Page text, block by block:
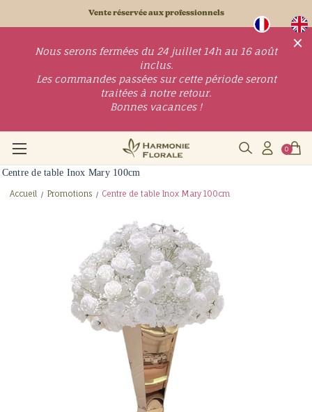
Vente réservée aux professionnels
Nous serons fermées du 24 juillet 14h au 16 août
inclus.
Les commandes passées sur cette période seront
traitées à notre retour.
Bonnes vacances !
×
0
de table Inox Mary 100cm
Accueil Promotions Centre de table Inox Mary 100cm